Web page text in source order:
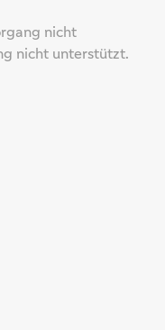
nicht
nicht unterstützt.